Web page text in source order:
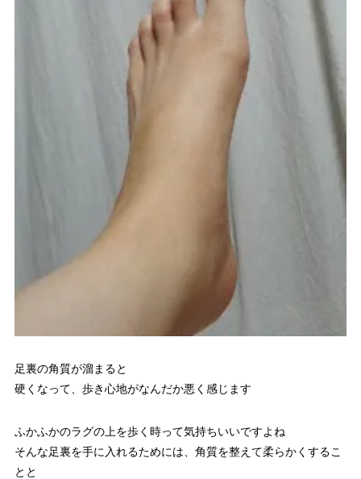
足裏の角質が溜まると
硬くなって、歩き心地がなんだか悪く感じます
ふかふかのラグの上を歩く時って気持ちいいですよね
そんな足裏を手に入れるためには、角質を整えて柔らかくするこ
とと